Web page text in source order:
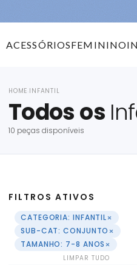
ACESSÓRIOSFEMININO
HOME INFANTIL
Todos os
10 peças disponíveis
FILTROS ATIVOS
CATEGORIA: INFANTIL×
SUB-CAT: CONJUNTO×
TAMANHO: 7-8 ANOS×
LIMPAR TUDO